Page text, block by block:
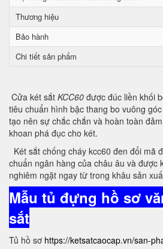
Thương hiệu
Bảo hành
Chi tiết sản phẩm
Cửa két sắt KCC60 được đúc liền khối
tiêu chuẩn hình bậc thang bo vuông
tạo nên sự chắc chắn và hoàn toàn
khoan phá đục cho két.
Két sắt chống cháy kcc60 đen đổi mã
chuẩn ngân hàng của châu âu và được
nghiêm ngặt ngay từ trong khâu sản
Mẫu tủ đựng hồ sơ
sắt
Tủ hồ sơ https://ketsatcaocap.vn/san-